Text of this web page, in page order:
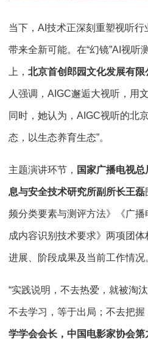
当下，AI技术正深刻重塑视听
带来全新可能。在“幻镜”AI视听
上， 北京首创郎园文化发展有
人强调，AIGC邂逅大视听，用
同时，她认为，AIGC视听的北
态，以生态养育生态”。
主题演讲环节， 国家广播电视
息与安全技术研究所副所长王磊
频分类要素与测评方法》《广
成内容识别技术要求》两项团
进展、阶段成果及当前工作情况
“实践说明，不去热爱，就被淘
不去学习，等于出局；不去把握
学学会会长，中国电影家协会第